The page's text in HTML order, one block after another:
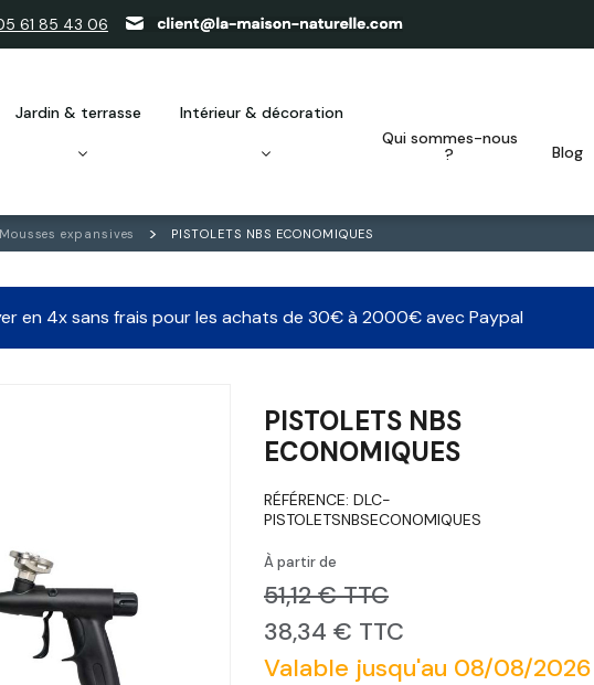
61 85 43 06
jardin & terrasse
intérieur & décoration
qui sommes-nous
?
blog
expansives PISTOLETS NBS ECONOMIQUES
en 4x sans frais pour les achats de 30€ à 2000€ avec Paypal
PISTOLETS NBS
ECONOMIQUES
RÉFÉRENCE: DLC-
PISTOLETSNBSECONOMIQUES
À partir de
51,12 € TTC
38,34 € TTC
Valable jusqu'au 08/08/2026